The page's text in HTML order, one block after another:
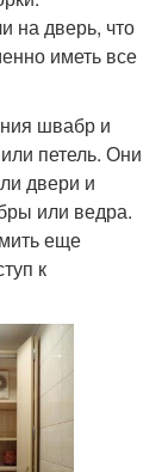
на дверь, что
иметь все
швабр и
петель. Они
двери и
или ведра.
еще
к